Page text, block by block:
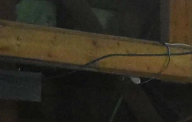
Os mecanismos de exportação ao alcance dos
produtores e as relações comerciais com a
indústria foram abordados em palestra